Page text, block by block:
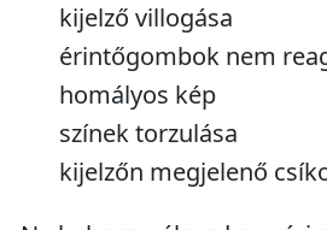
kijelző villogása
érintőgombok nem
homályos kép
színek torzulása
kijelzőn megjelenő